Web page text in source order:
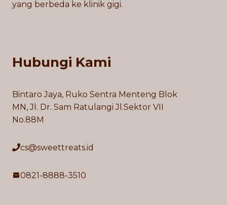
yang berbeda ke klinik gigi.
Hubungi Kami
Bintaro Jaya, Ruko Sentra Menteng Blok
MN, Jl. Dr. Sam Ratulangi Jl.Sektor VII
No.88M
cs@sweettreats.id
0821-8888-3510